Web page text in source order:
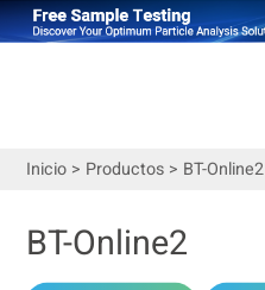
Inicio> Productos> BT-Online2
BT-Online2